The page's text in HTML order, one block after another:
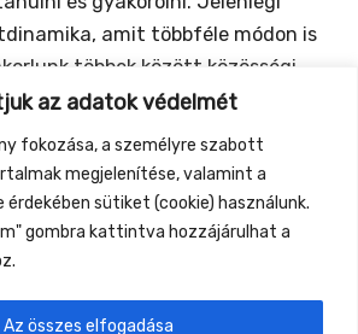
az adatok védelmét
fokozása, a személyre szabott
megjelenítése, valamint a
sütiket (cookie) használunk.
gombra kattintva hozzájárulhat a
Az összes elfogadása
amit többféle módon is
többek között közösségi
csoportos ászanákkal, ahol
hivunk benneteket, ahol
nélkül gyakorolhatjuk a
módokon.